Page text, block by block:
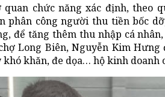
quan chức năng xác định, theo
phân công người thu tiền bốc
để tăng thêm thu nhập cá
Long Biên, Nguyễn Kim
khó khăn, đe dọa… hộ kinh doanh